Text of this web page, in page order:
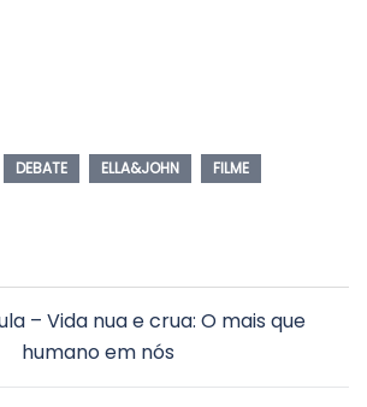
DEBATE ELLA&JOHN
FILME
– Vida nua e crua: O mais que
humano em nós